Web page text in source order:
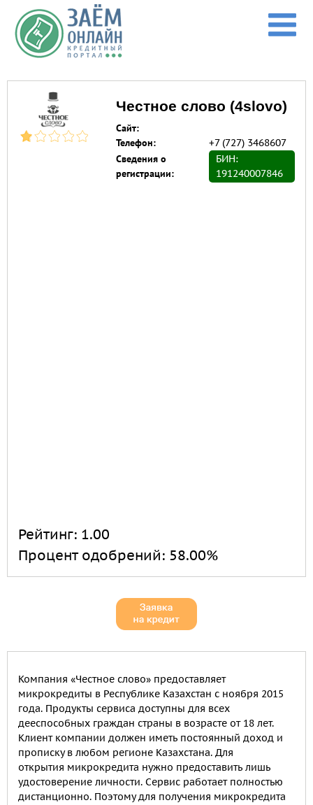
Перейти к основному содержанию
Честное слово (4slovo)
Сайт:
Телефон:
+7 (727) 3468607
Сведения о
регистрации:
БИН:
191240007846
Рейтинг: 1.00
Процент одобрений: 58.00%
Компания «Честное слово» предоставляет
микрокредиты в Республике Казахстан с ноября 2015
года. Продукты сервиса доступны для всех
дееспособных граждан страны в возрасте от 18 лет.
Клиент компании должен иметь постоянный доход и
прописку в любом регионе Казахстана. Для
открытия микрокредита нужно предоставить лишь
удостоверение личности. Сервис работает полностью
дистанционно. Поэтому для получения микрокредита